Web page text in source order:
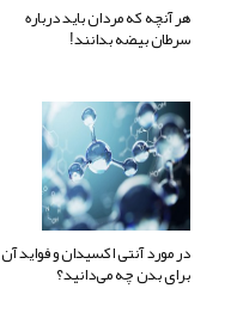
هر آنچه که مردان باید درباره
سرطان بیضه بدانند!
در مورد آنتی اکسیدان و فواید آن
برای بدن چه می‌دانید؟